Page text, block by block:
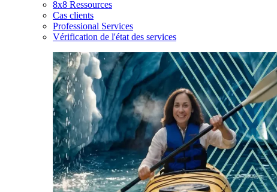
8x8 Ressources
Cas clients
Professional Services
Vérification de l'état des services